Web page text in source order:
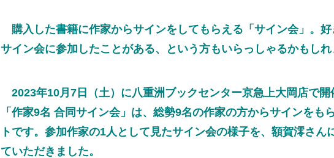
購入した書籍に作家からサインをしてもらえる「サイン会」。
サイン会に参加したことがある、という方もいらっしゃるかもし
2023年10月7日（土）に八重洲ブックセンター京急上大岡店で開
「作家9名 合同サイン会」は、総勢9名の作家の方からサインをも
トです。参加作家の1人として見たサイン会の様子を、額賀澪さん
ていただきました。